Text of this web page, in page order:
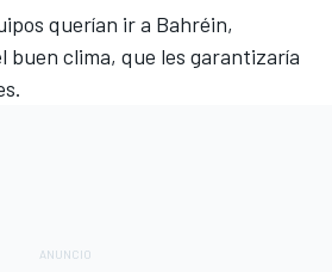
querían ir a Bahréin,
buen clima, que les garantizaría